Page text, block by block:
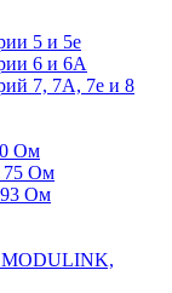
5 и 5е
6 и 6A
7, 7А, 7е и 8
Ом
75 Ом
93 Ом
MODULINK,